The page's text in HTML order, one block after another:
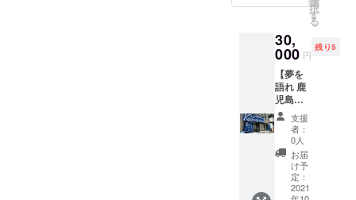
PASSに
す。
ご利用
時にお
見せく
ださ
い。
しま
ターン
は本人
のみ使
用可能
です。
他人
に譲渡
するこ
とはで
きませ
ん。
※DREA
MSPAR
す。 ※
増し・
限定
ラーメ
ンにつ
きまし
ては
差額を
お支払
いくだ
さい。
※トッピ
ング等
につき
利用に
なれま
せん。
※21年
11/1～
22年
4/30の
半年間
が有効
期間と
なりま
す。 ※
ラーメ
DREAM
SPARK
の初期
ユー
ザーと
して
SNSに
もご招
待させ
ていた
だきま
す。 ※
夢を語
拓する
年間
ラーメ
ンが食
べ放題
になる
夢の限
定リ
ターン
です。
『月７
回以
上』で
ご利用
択
す
る
30,
000 円
残り5
【夢を
語れ 鹿
児島
ラーメ
ン半年
間食べ
放題】
＆
支援
者：
0人
お届
け予
定：
2021